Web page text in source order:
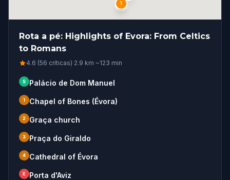
S
1
Rota a pé: Highlights of Evora: From Celtics
to Romans
4.6 (56 críticas)·2.9 km·~123 min
S Palácio de Dom Manuel
1 Chapel of Bones (Évora)
2 Graça church
3 Praça do Giraldo
4 Cathedral of Évora
E Porta d'Aviz